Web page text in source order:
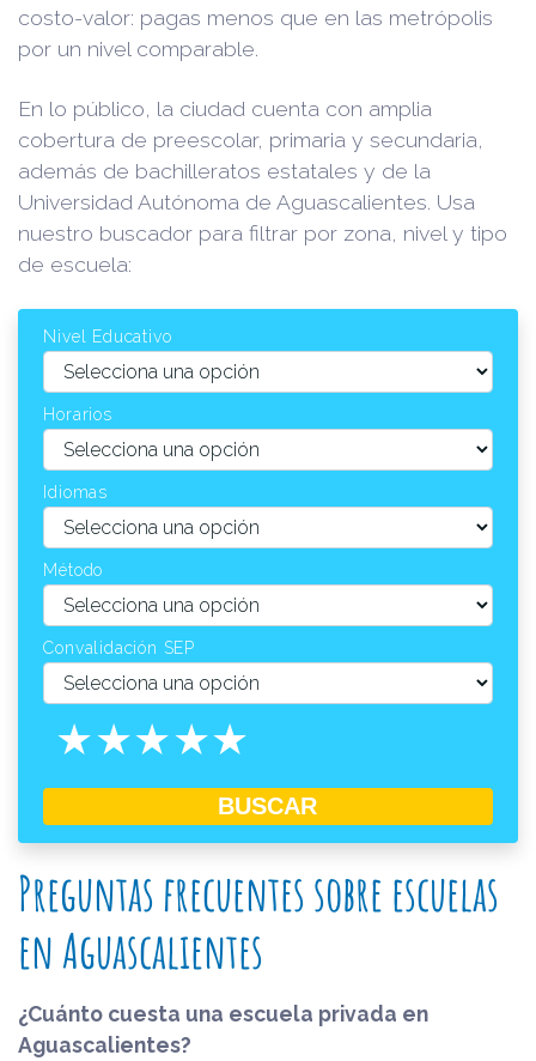
costo-valor: pagas menos que en las metrópolis
por un nivel comparable.
En lo público, la ciudad cuenta con amplia
cobertura de preescolar, primaria y secundaria,
además de bachilleratos estatales y de la
Universidad Autónoma de Aguascalientes. Usa
nuestro buscador para filtrar por zona, nivel y tipo
de escuela:
Nivel Educativo
Horarios
Idiomas
Método
Convalidación SEP
4 stars
3 stars
2 stars
1 star
BUSCAR
Preguntas frecuentes sobre escuelas
en Aguascalientes
¿Cuánto cuesta una escuela privada en
Aguascalientes?